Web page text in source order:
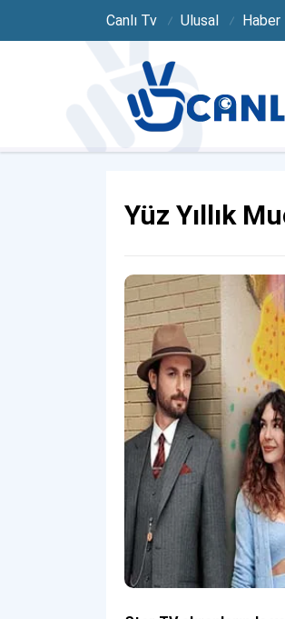
Canlı Tv Ulusal Haber
Yüz Yıllık